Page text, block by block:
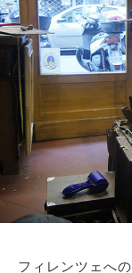
フィレンツェへ
ABOUT SITE